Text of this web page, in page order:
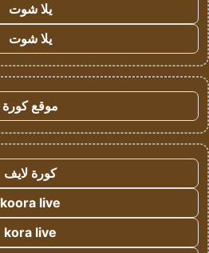
يلا شوت
يلا شوت
موقع كورة
كورة لايف
koora live
kora live